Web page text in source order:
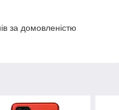
за домовленістю